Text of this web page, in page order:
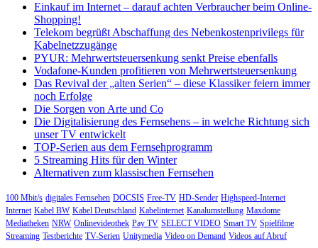
Einkauf im Internet – darauf achten Verbraucher beim Online-
Shopping!
Telekom begrüßt Abschaffung des Nebenkostenprivilegs für
Kabelnetzzugänge
PYUR: Mehrwertsteuersenkung senkt Preise ebenfalls
Vodafone-Kunden profitieren von Mehrwertsteuersenkung
Das Revival der „alten Serien“ – diese Klassiker feiern immer
noch Erfolge
Die Sorgen von Arte und Co
Die Digitalisierung des Fernsehens – in welche Richtung sich
unser TV entwickelt
TOP-Serien aus dem Fernsehprogramm
5 Streaming Hits für den Winter
Alternativen zum klassischen Fernsehen
100 Mbit/s digitales Fernsehen DOCSIS Free-TV HD-Sender Highspeed-Internet
Internet Kabel BW Kabel Deutschland Kabelinternet Kanalumstellung Maxdome
Mediatheken NRW Onlinevideothek Pay TV SELECT VIDEO Smart TV Spielfilme
Streaming Testberichte TV-Serien Unitymedia Video on Demand Videos auf Abruf